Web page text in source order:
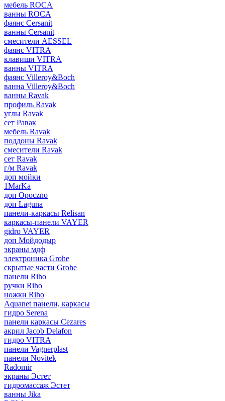
мебель ROCA
ванны ROCA
фаянс Cersanit
ванны Cersanit
смесители AESSEL
фаянс VITRA
клавиши VITRA
ванны VITRA
фаянс Villeroy&Boch
ванна Villeroy&Boch
ванны Ravak
профиль Ravak
углы Ravak
сет Равак
мебель Ravak
поддоны Ravak
смесители Ravak
сет Ravak
г/м Ravak
доп мойки
1MarKa
доп Opoczno
доп Laguna
панели-каркасы Relisan
каркасы-панели VAYER
gidro VAYER
доп Мойдодыр
экраны мдф
электроника Grohe
скрытые части Grohe
панели Riho
ручки Riho
ножки Riho
Aquanet панели, каркасы
гидро Serena
панели каркасы Cezares
акрил Jacob Delafon
гидро VITRA
панели Vagnerplast
панели Novitek
Radomir
экраны Эстет
гидромассаж Эстет
ванны Jika